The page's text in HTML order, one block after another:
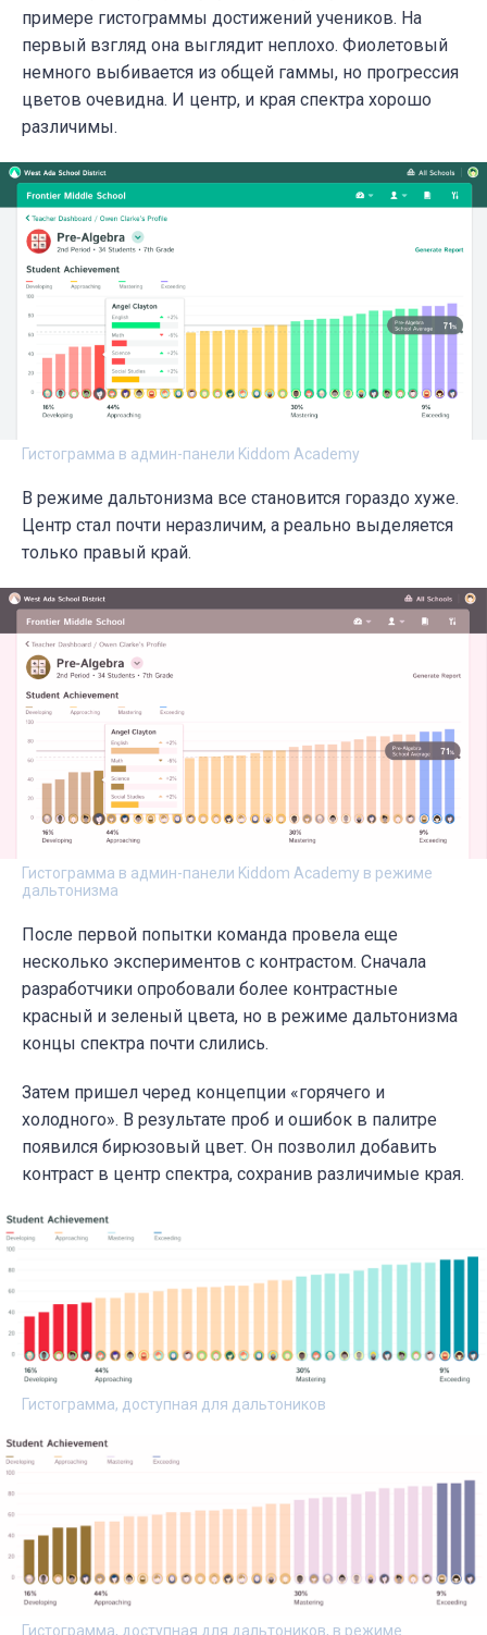
примере гистограммы достижений учеников. На
первый взгляд она выглядит неплохо. Фиолетовый
немного выбивается из общей гаммы, но прогрессия
цветов очевидна. И центр, и края спектра хорошо
различимы.
Гистограмма в админ-панели Kiddom Academy
В режиме дальтонизма все становится гораздо хуже.
Центр стал почти неразличим, а реально выделяется
только правый край.
Гистограмма в админ-панели Kiddom Academy в режиме
дальтонизма
После первой попытки команда провела еще
несколько экспериментов с контрастом. Сначала
разработчики опробовали более контрастные
красный и зеленый цвета, но в режиме дальтонизма
концы спектра почти слились.
Затем пришел черед концепции «горячего и
холодного». В результате проб и ошибок в палитре
появился бирюзовый цвет. Он позволил добавить
контраст в центр спектра, сохранив различимые края.
Гистограмма, доступная для дальтоников
Гистограмма, доступная для дальтоников, в режиме